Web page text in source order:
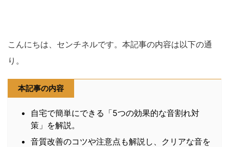
こんにちは、センチネルです。本記事の内容は以下の通
り。
本記事の内容
自宅で簡単にできる「5つの効果的な音割れ対
策」を解説。
音質改善のコツや注意点も解説し、クリアな音を